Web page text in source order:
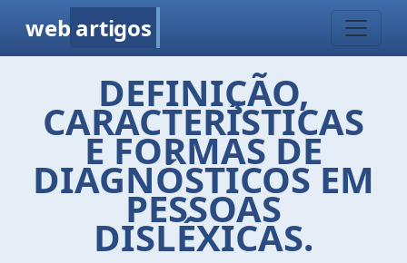
web artigos
DEFINIÇÃO,
CARACTERÍSTICAS
E FORMAS DE
DIAGNÓSTICOS EM
PESSOAS
DISLÉXICAS.